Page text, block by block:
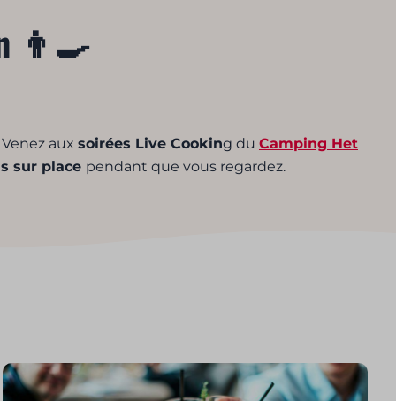
👨‍🍳
aux soirées Live Cooking du Camping Het
sur place pendant que vous regardez.